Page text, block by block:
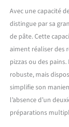
intégré (il
Toutes les
ROHS/
autres
batteur
mélangeur
des
acier
et utilisés
un
Avec une capacité
distingue par sa
de pâte. Cette
aiment réaliser des
pizzas ou des
robuste, mais
simplifie son
l’absence d’un
préparations